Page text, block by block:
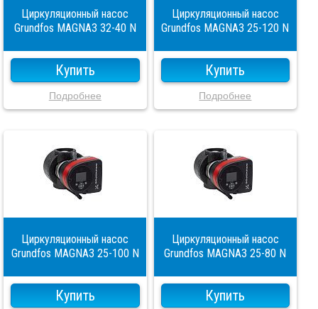
Циркуляционный насос
Grundfos MAGNA3 32-40 N
Купить
Подробнее
Циркуляционный насос
Grundfos MAGNA3 25-120 N
Купить
Подробнее
Циркуляционный насос
Grundfos MAGNA3 25-100 N
Купить
Циркуляционный насос
Grundfos MAGNA3 25-80 N
Купить